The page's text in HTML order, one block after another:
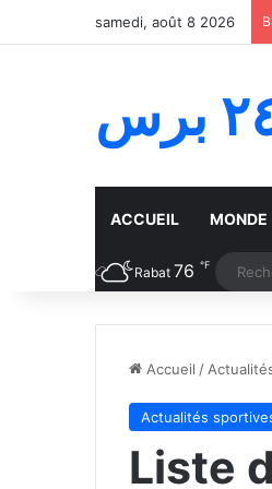
samedi, août 8 2026
ACCUEIL MONDE
Rabat 76 ℉
Accueil /
Actualités
Liste